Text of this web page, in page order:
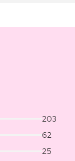
203
62
25